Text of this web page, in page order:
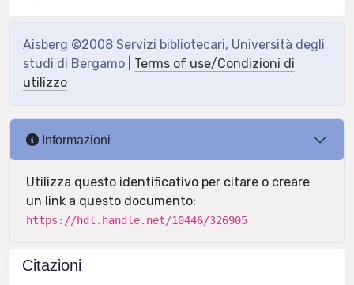
Aisberg ©2008 Servizi bibliotecari, Università degli
studi di Bergamo | Terms of use/Condizioni di
utilizzo
Informazioni
Utilizza questo identificativo per citare o creare
un link a questo documento:
https://hdl.handle.net/10446/326905
Citazioni